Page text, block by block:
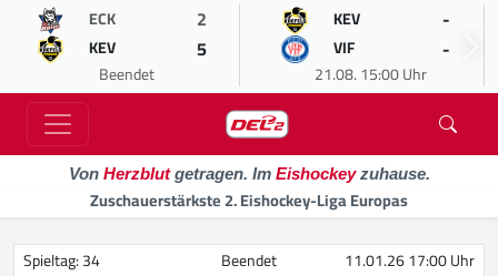
ECK 2
KEV 5
Beendet
KEV -
VIF -
21.08. 15:00 Uhr
Von Herzblutgetragen. Im Eishockeyzuhause.
Zuschauerstärkste 2. Eishockey-Liga Europas
Spieltag: 34 Beendet 11.01.26 17:00 Uhr